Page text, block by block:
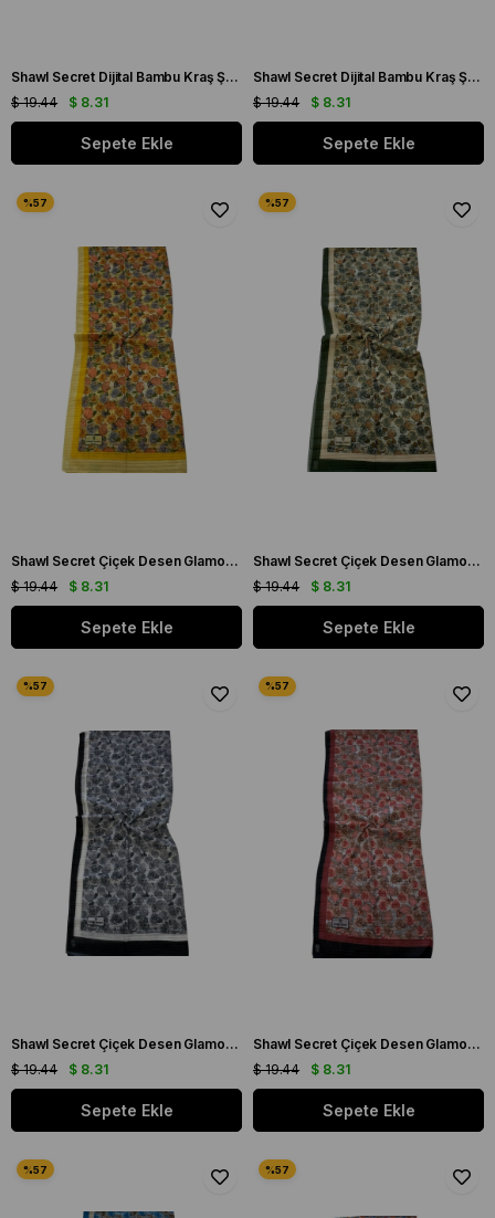
Shawl Secret Dijital Bambu Kraş Şal Turuncu 54218
$ 8.31
$ 19.44
Sepete Ekle
Shawl Secret Dijital Bambu Kraş Şal Kahverengi 54220
$ 8.31
$ 19.44
Sepete Ekle
Shawl Secret Çiçek Desen Glamour Şal Sarı 54262
$ 8.31
$ 19.44
Sepete Ekle
Shawl Secret Çiçek Desen Glamour Şal Yeşil 54266
$ 8.31
$ 19.44
Sepete Ekle
Shawl Secret Çiçek Desen Glamour Şal Gri 54267
$ 8.31
$ 19.44
Sepete Ekle
Shawl Secret Çiçek Desen Glamour Şal Bordo 54268
$ 8.31
$ 19.44
Sepete Ekle